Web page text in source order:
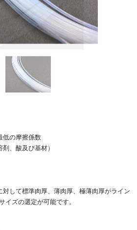
低の摩擦係数
、酸及び基材）
して標準肉厚、薄肉厚、極薄肉厚がライン
イズの選定が可能です。